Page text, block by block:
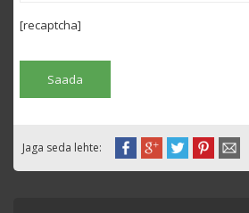
[recaptcha]
Jaga seda lehte: